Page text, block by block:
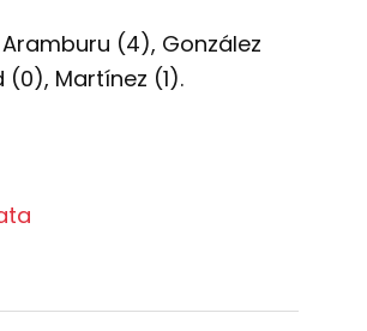
(4), González
(0), Martínez (1).